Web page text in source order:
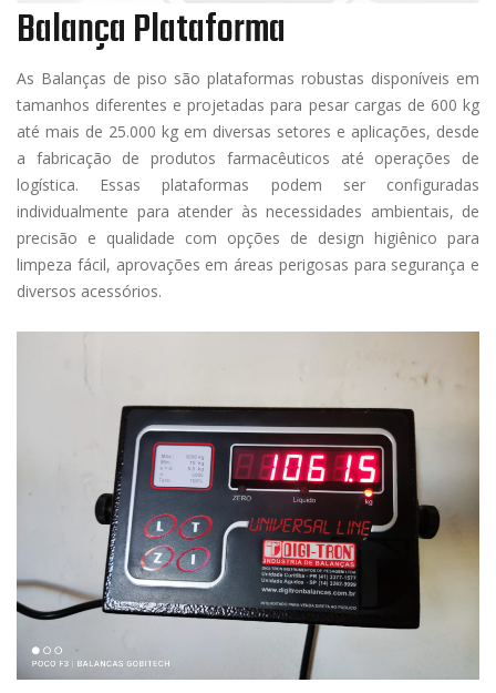
Balança Plataforma
As Balanças de piso são plataformas robustas disponíveis em
tamanhos diferentes e projetadas para pesar cargas de 600 kg
até mais de 25.000 kg em diversas setores e aplicações, desde
a fabricação de produtos farmacêuticos até operações de
logística. Essas plataformas podem ser configuradas
individualmente para atender às necessidades ambientais, de
precisão e qualidade com opções de design higiênico para
limpeza fácil, aprovações em áreas perigosas para segurança e
diversos acessórios.